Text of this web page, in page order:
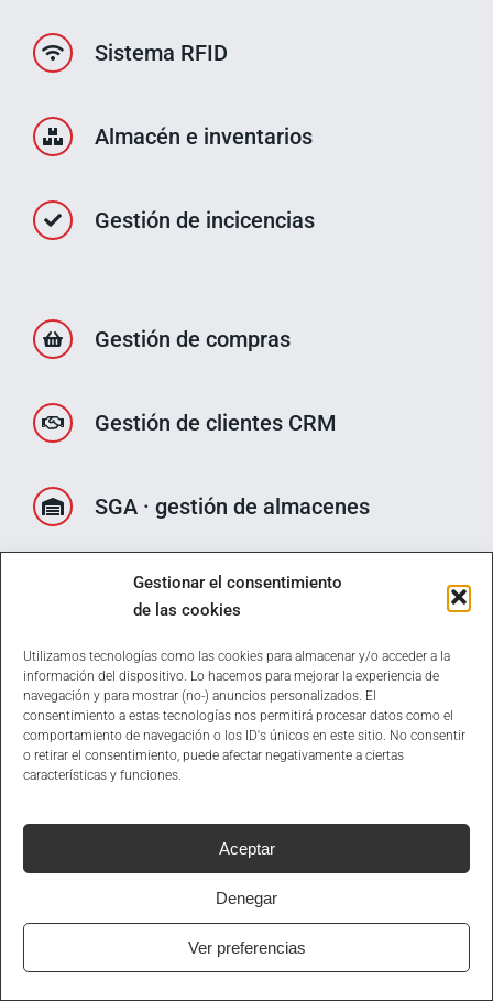
Gestionar el consentimiento
de las cookies
Utilizamos tecnologías como las cookies para almacenar y/o acceder a la
información del dispositivo. Lo hacemos para mejorar la experiencia de
navegación y para mostrar (no-) anuncios personalizados. El
consentimiento a estas tecnologías nos permitirá procesar datos como el
comportamiento de navegación o los ID's únicos en este sitio. No consentir
o retirar el consentimiento, puede afectar negativamente a ciertas
características y funciones.
Aceptar
Denegar
Ver preferencias
Sistema RFID
Almacén e inventarios
Gestión de incicencias
Gestión de compras
Gestión de clientes CRM
SGA · gestión de almacenes
Business Intelligence
Contabilidad y finanzas
Simulador 3D
Avisos SMS Push
Integra con el MES de Doeet